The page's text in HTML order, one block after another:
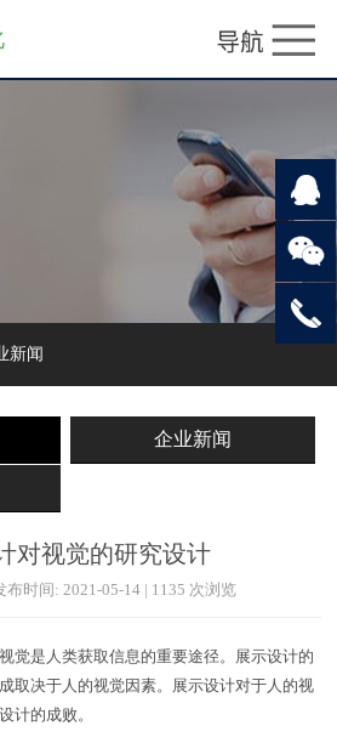
新闻
企业新闻
对视觉的研究设计
布时间: 2021-05-14 | 1135 次浏览
是人类获取信息的重要途径。展示设计的
取决于人的视觉因素。展示设计对于人的视
计的成败。